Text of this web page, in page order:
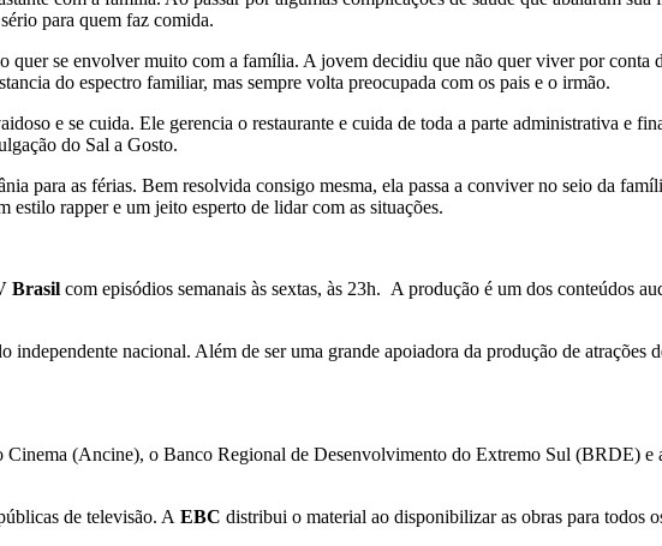
para quem faz comida.
quer se envolver muito com a família. A jovem decidiu que não quer viver por
do espectro familiar, mas sempre volta preocupada com os pais e o irmão.
e se cuida. Ele gerencia o restaurante e cuida de toda a parte administrativa e
do Sal a Gosto.
para as férias. Bem resolvida consigo mesma, ela passa a conviver no seio da
estilo rapper e um jeito esperto de lidar com as situações.
Brasil com episódios semanais às sextas, às 23h. A produção é um dos conteúdos
independente nacional. Além de ser uma grande apoiadora da produção de atrações
Cinema (Ancine), o Banco Regional de Desenvolvimento do Extremo Sul (BRDE) e
de televisão. A EBC distribui o material ao disponibilizar as obras para todos